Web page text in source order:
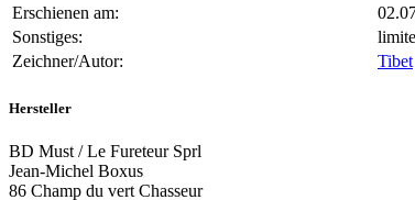
Erschienen am:
Sonstiges:
Zeichner/Autor:
Tibet
Hersteller
BD Must / Le Fureteur Sprl
Jean-Michel Boxus
86 Champ du vert Chasseur